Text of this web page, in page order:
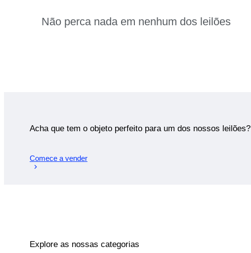
Não perca nada em nenhum dos leilões
Acha que tem o objeto perfeito para um dos nossos leilões?
Comece a vender
Explore as nossas categorias